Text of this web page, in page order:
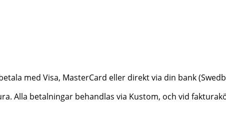
med Visa, MasterCard eller direkt via din bank
Alla betalningar behandlas via Kustom, och vid